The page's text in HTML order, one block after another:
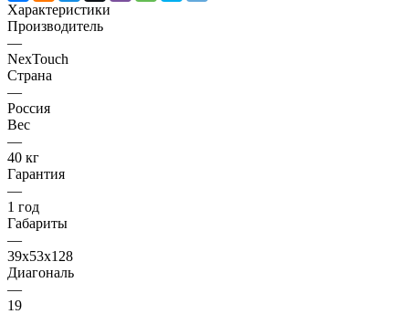
Характеристики
Производитель
—
NexTouch
Страна
—
Россия
Вес
—
40 кг
Гарантия
—
1 год
Габариты
—
39х53х128
Диагональ
—
19